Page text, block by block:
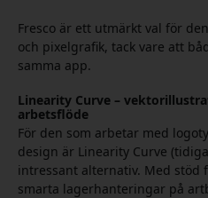
Fresco är ett utmärkt val för
och pixelgrafik, tack vare att
samma app.
Linearity Curve –
arbetsflöde
För den som arbetar med
design är Linearity Curve
intressant alternativ. Med stöd
smarta lagerhanteringar på